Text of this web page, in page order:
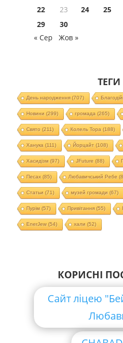
22
23 24 25
29
30
« Сер
Жов »
ТЕГИ
День народження(707)
Новини (299) громада (265)
Свято (211) Колель Тора (188)
Ханука (111) Йорцайт (108)
Хасидізм (97) JFuture (88)
Песах(85) Любавичський Ребе
Статьи (71) музей громади (67)
Пурім (57) Привітання(55)
EnerJew(54) хали (52)
КОРИСНІ
Сайт ліцею